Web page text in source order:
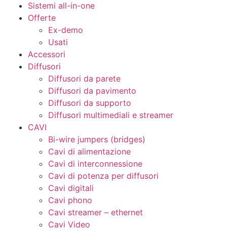
Sistemi all-in-one
Offerte
Ex-demo
Usati
Accessori
Diffusori
Diffusori da parete
Diffusori da pavimento
Diffusori da supporto
Diffusori multimediali e streamer
CAVI
Bi-wire jumpers (bridges)
Cavi di alimentazione
Cavi di interconnessione
Cavi di potenza per diffusori
Cavi digitali
Cavi phono
Cavi streamer – ethernet
Cavi Video